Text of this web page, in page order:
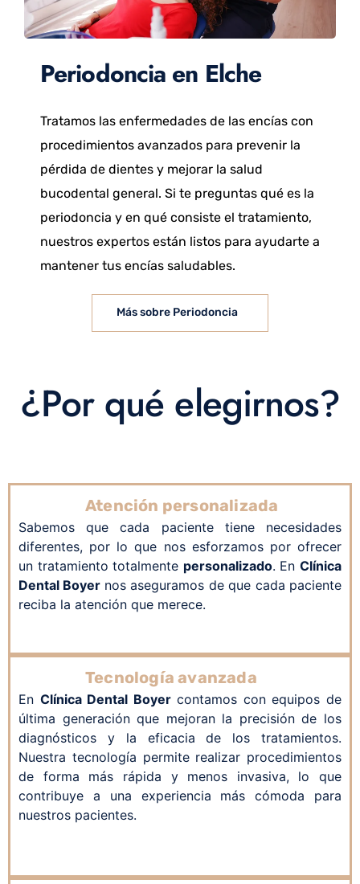
Periodoncia en Elche
Tratamos las enfermedades de las encías con
procedimientos avanzados para prevenir la
pérdida de dientes y mejorar la salud
bucodental general. Si te preguntas qué es la
periodoncia y en qué consiste el tratamiento,
nuestros expertos están listos para ayudarte a
mantener tus encías saludables.
Más sobre Periodoncia
¿Por qué elegirnos?
Atención personalizada
Sabemos que cada paciente tiene necesidades
diferentes, por lo que nos esforzamos por ofrecer
un tratamiento totalmente personalizado. EnClínica
Dental Boyer nos aseguramos de que cada paciente
reciba la atención que merece.
Tecnología avanzada
En Clínica Dental Boyer contamos con equipos de
última generación que mejoran la precisión de los
diagnósticos y la eficacia de los tratamientos.
Nuestra tecnología permite realizar procedimientos
de forma más rápida y menos invasiva, lo que
contribuye a una experiencia más cómoda para
nuestros pacientes.